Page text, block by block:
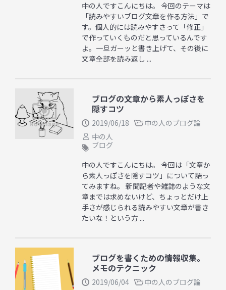
中の人ですこんにちは。 今回のテーマは
「読みやすいブログ文章を作る方法」で
す。個人的には読みやすさって「修正」
で作っていくものだと思っているんです
よ。一旦ガーッと書き上げて、その後に
文章全部を読み返し ...
ブログの文章から素人っぽさを
隠すコツ
2019/06/18
中の人のブログ論
中の人
ブログ
中の人ですこんにちは。 今回は「文章か
ら素人っぽさを隠すコツ」について語っ
てみますね。 新聞記者や雑誌のような文
章までは求めないけど、ちょっとだけ上
手さが感じられる読みやすい文章が書き
たいな！という方 ...
ブログを書くための情報収集。
メモのテクニック
2019/06/04
中の人のブログ論